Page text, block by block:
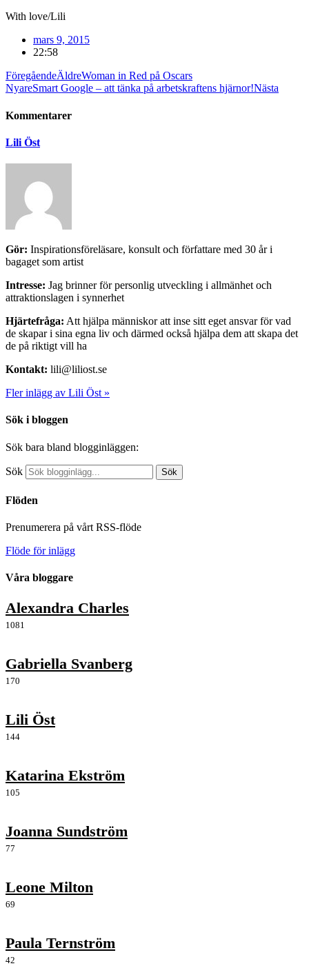
With love/Lili
mars 9, 2015
22:58
FöregåendeÄldreWoman in Red på Oscars
NyareSmart Google – att tänka på arbetskraftens hjärnor!Nästa
Kommentarer
Lili Öst
Gör: Inspirationsföreläsare, konsult och författare med 30 år i
bagaget som artist
Intresse: Jag brinner för personlig utveckling i allmänhet och
attraktionslagen i synnerhet
Hjärtefråga: Att hjälpa människor att inse sitt eget ansvar för vad
de skapar i sina egna liv och därmed också hjälpa dem att skapa det
de på riktigt vill ha
Kontakt: lili@liliost.se
Fler inlägg av Lili Öst »
Sök i bloggen
Sök bara bland blogginläggen:
Sök Sök
Flöden
Prenumerera på vårt RSS-flöde
Flöde för inlägg
Våra bloggare
Alexandra Charles
1081
Gabriella Svanberg
170
Lili Öst
144
Katarina Ekström
105
Joanna Sundström
77
Leone Milton
69
Paula Ternström
42